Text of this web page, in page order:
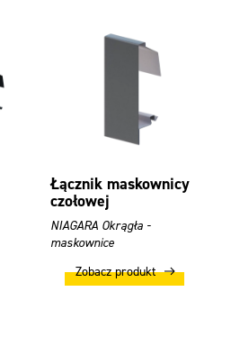
Łącznik maskownicy
czołowej
NIAGARA Okrągła -
maskownice
Zobacz produkt